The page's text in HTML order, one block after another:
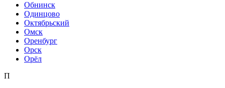
Обнинск
Одинцово
Октябрьский
Омск
Оренбург
Орск
Орёл
П